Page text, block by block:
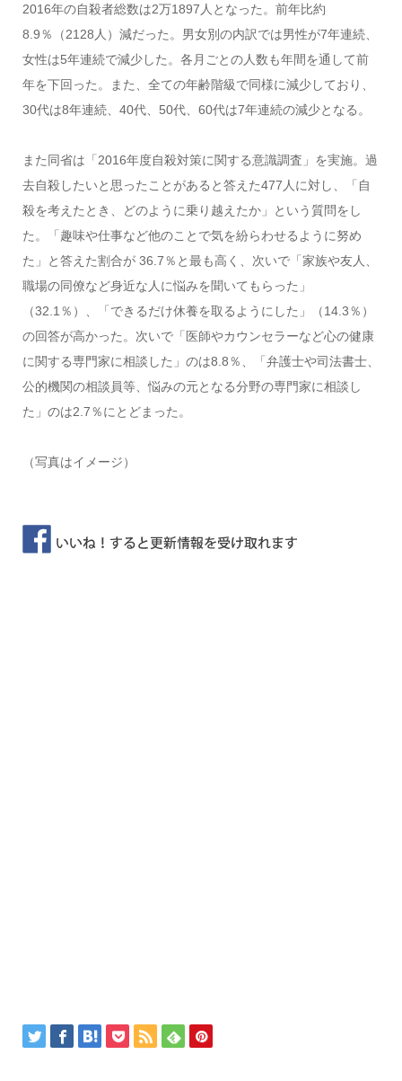
2016年の自殺者総数は2万1897人となった。前年比約
8.9％（2128人）減だった。男女別の内訳では男性が7年連続、
女性は5年連続で減少した。各月ごとの人数も年間を通して前
年を下回った。また、全ての年齢階級で同様に減少しており、
30代は8年連続、40代、50代、60代は7年連続の減少となる。
また同省は「2016年度自殺対策に関する意識調査」を実施。過
去自殺したいと思ったことがあると答えた477人に対し、「自
殺を考えたとき、どのように乗り越えたか」という質問をし
た。「趣味や仕事など他のことで気を紛らわせるように努め
た」と答えた割合が 36.7％と最も高く、次いで「家族や友人、
職場の同僚など身近な人に悩みを聞いてもらった」
（32.1％）、「できるだけ休養を取るようにした」（14.3％）
の回答が高かった。次いで「医師やカウンセラーなど心の健康
に関する専門家に相談した」のは8.8％、「弁護士や司法書士、
公的機関の相談員等、悩みの元となる分野の専門家に相談し
た」のは2.7％にとどまった。
（写真はイメージ）